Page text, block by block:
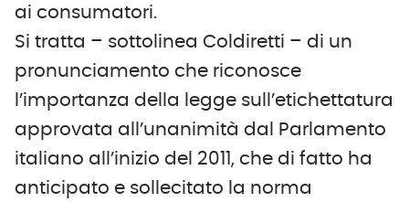
ai consumatori.
Si tratta – sottolinea Coldiretti – di un
pronunciamento che riconosce
l’importanza della legge sull’etichettatura
approvata all’unanimità dal Parlamento
italiano all’inizio del 2011, che di fatto ha
anticipato e sollecitato la norma